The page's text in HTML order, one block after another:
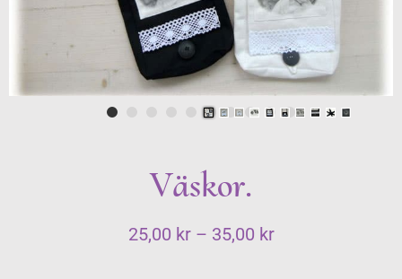
Väskor.
25,00 kr – 35,00 kr